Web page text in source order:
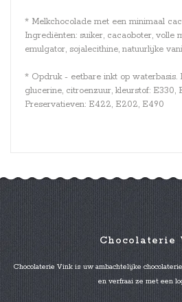
* Melkchocolade met een minimaal
Ingrediënten: suiker, cacaoboter, volle
emulgator, sojalecithine, natuurlijke
* Opdruk - eetbare inkt op waterbasis.
glucerine, citroenzuur, kleurstof: E330,
Preservatieven: E422, E202, E490
Chocolaterie
Chocolaterie Vink is uw ambachtelijke
en verfraai ze met een